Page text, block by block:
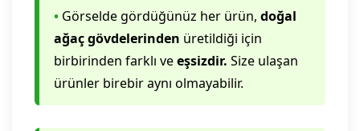
• Görselde gördüğünüz her ürün, doğal
ağaç gövdelerinden üretildiği için
birbirinden farklı veeşsizdir. Size ulaşan
ürünler birebir aynı olmayabilir.